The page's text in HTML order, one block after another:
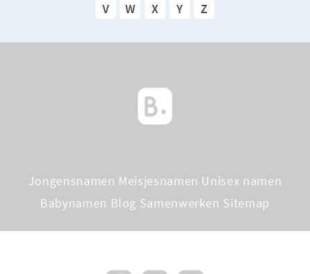
V
W X Y Z
Jongensnamen Meisjesnamen Unisex namen
Babynamen Blog Samenwerken Sitemap